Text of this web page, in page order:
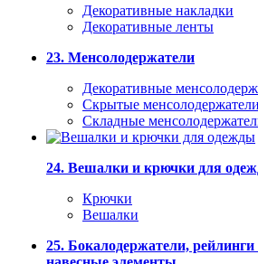
Декоративные накладки
Декоративные ленты
23. Менсолодержатели
Декоративные
Скрытые менсолодержатели
Складные
24. Вешалки и крючки для
Крючки
Вешалки
25. Бокалодержатели, рейлинги